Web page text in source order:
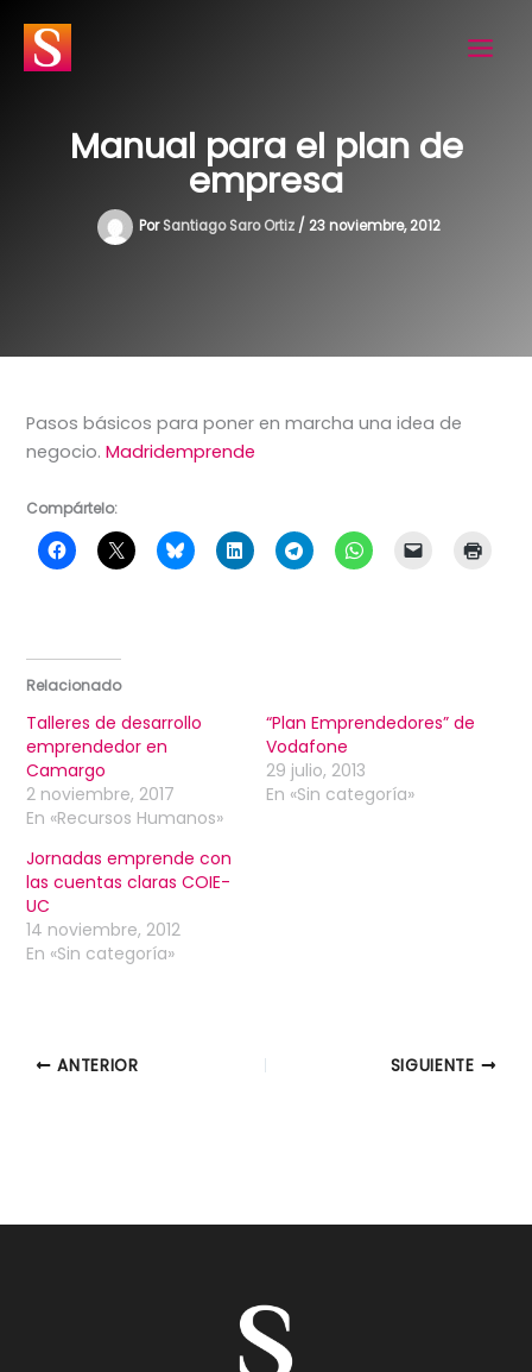
contenido
Manual para el plan de
empresa
PorSantiago Saro Ortiz / 23 noviembre, 2012
Pasos básicos para poner en marcha una idea de
negocio.Madridemprende
Compártelo:
Relacionado
Talleres de desarrollo
emprendedor en
Camargo
2 noviembre, 2017
En «Recursos Humanos»
“Plan Emprendedores” de
Vodafone
29 julio, 2013
En «Sin categoría»
Jornadas emprende con
las cuentas claras COIE-
UC
14 noviembre, 2012
En «Sin categoría»
ANTERIOR SIGUIENTE